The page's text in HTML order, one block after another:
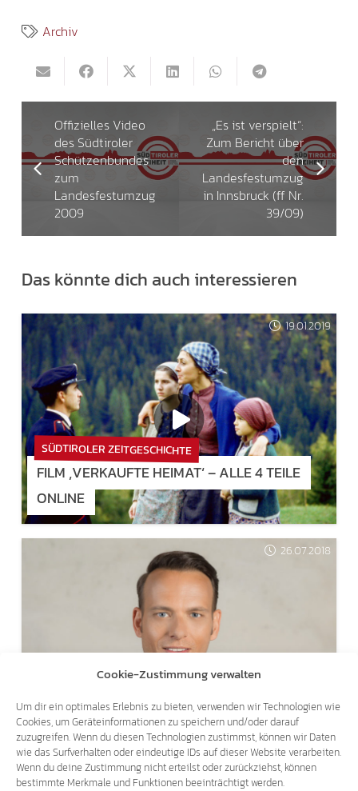
Cookie-Zustimmung verwalten
Um dir ein optimales Erlebnis zu bieten, verwenden wir Technologien wie
Cookies, um Geräteinformationen zu speichern und/oder darauf
zuzugreifen. Wenn du diesen Technologien zustimmst, können wir Daten
wie das Surfverhalten oder eindeutige IDs auf dieser Website verarbeiten.
Wenn du deine Zustimmung nicht erteilst oder zurückziehst, können
bestimmte Merkmale und Funktionen beeinträchtigt werden.
Archiv
Offizielles Video
des Südtiroler
Schützenbundes
zum
Landesfestumzug
2009
„Es ist verspielt“:
Zum Bericht über
den
Landesfestumzug
in Innsbruck (ff Nr.
39/09)
Das könnte dich auch interessieren
19.01.2019
SÜDTIROLER ZEITGESCHICHTE
FILM ‚VERKAUFTE HEIMAT‘ – ALLE 4 TEILE
ONLINE
26.07.2018
TRANSIT-TERROR
2.000 LKW PRO TAG SIND REINER
UMWEGVERKEHR.
26.07.2018